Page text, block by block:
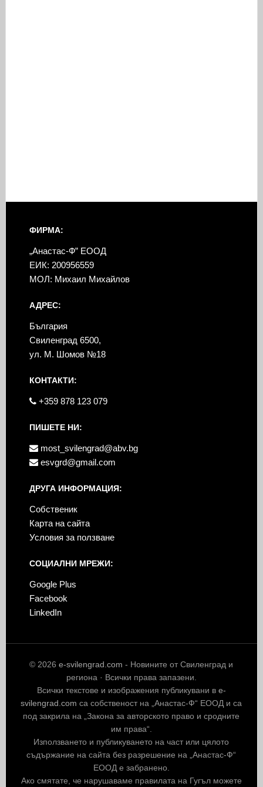
ФИРМА:
„Анастас-Ф” ЕООД
ЕИК: 200956559
МОЛ: Михаил Михайлов
АДРЕС:
България
Свиленград 6500,
ул. М. Шомов №18
КОНТАКТИ:
+359 878 123 079
ПИШЕТЕ НИ:
most_svilengrad@abv.bg
esvgrd@gmail.com
ДРУГА ИНФОРМАЦИЯ:
Собственик
Карта на сайта
Условия за ползване
СОЦИАЛНИ МРЕЖИ:
Google Plus
Facebook
LinkedIn
© 2026e-svilengrad.com - Новините от Свиленград и
региона · Всички права запазени.
Всички текстове и изображения публикувани в e-
svilengrad.com са собственост на „Анастас-Ф“ ЕООД и са
под закрила на „Закона за авторското право и сродните
им права“.
Използването и публикуването на част или цялото
съдържание на сайта без разрешение на „Анастас-Ф“
ЕООД е забранено.
Ако смятате, че нарушаваме правилата на Гугъл можете